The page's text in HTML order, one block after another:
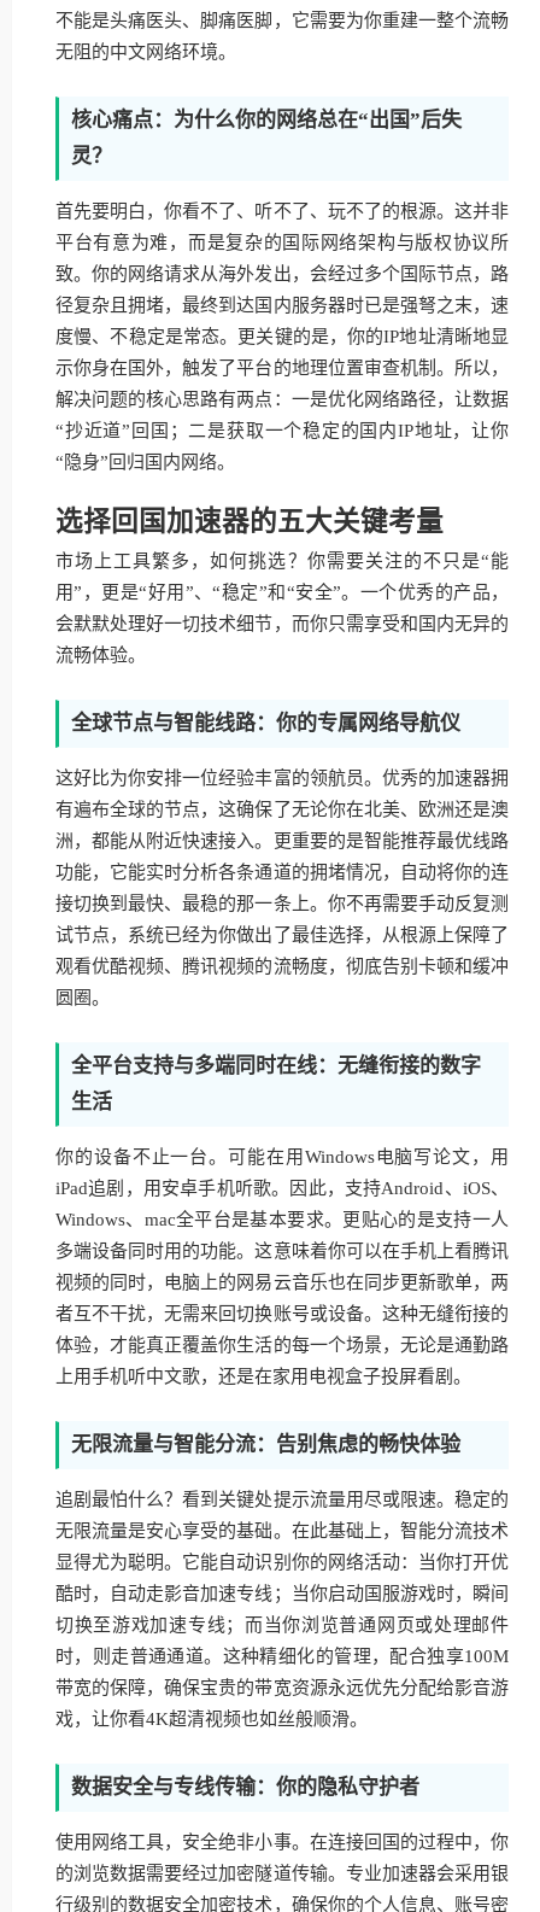
不能是头痛医头、脚痛医脚，它需要为你重建一整个流畅
无阻的中文网络环境。
核心痛点：为什么你的网络总在“出国”后失
灵？
首先要明白，你看不了、听不了、玩不了的根源。这并非
平台有意为难，而是复杂的国际网络架构与版权协议所
致。你的网络请求从海外发出，会经过多个国际节点，路
径复杂且拥堵，最终到达国内服务器时已是强弩之末，速
度慢、不稳定是常态。更关键的是，你的IP地址清晰地显
示你身在国外，触发了平台的地理位置审查机制。所以，
解决问题的核心思路有两点：一是优化网络路径，让数据
“抄近道”回国；二是获取一个稳定的国内IP地址，让你
“隐身”回归国内网络。
选择回国加速器的五大关键考量
市场上工具繁多，如何挑选？你需要关注的不只是“能
用”，更是“好用”、“稳定”和“安全”。一个优秀的产品，
会默默处理好一切技术细节，而你只需享受和国内无异的
流畅体验。
全球节点与智能线路：你的专属网络导航仪
这好比为你安排一位经验丰富的领航员。优秀的加速器拥
有遍布全球的节点，这确保了无论你在北美、欧洲还是澳
洲，都能从附近快速接入。更重要的是智能推荐最优线路
功能，它能实时分析各条通道的拥堵情况，自动将你的连
接切换到最快、最稳的那一条上。你不再需要手动反复测
试节点，系统已经为你做出了最佳选择，从根源上保障了
观看优酷视频、腾讯视频的流畅度，彻底告别卡顿和缓冲
圆圈。
全平台支持与多端同时在线：无缝衔接的数字
生活
你的设备不止一台。可能在用Windows电脑写论文，用
iPad追剧，用安卓手机听歌。因此，支持Android、iOS、
Windows、mac全平台是基本要求。更贴心的是支持一人
多端设备同时用的功能。这意味着你可以在手机上看腾讯
视频的同时，电脑上的网易云音乐也在同步更新歌单，两
者互不干扰，无需来回切换账号或设备。这种无缝衔接的
体验，才能真正覆盖你生活的每一个场景，无论是通勤路
上用手机听中文歌，还是在家用电视盒子投屏看剧。
无限流量与智能分流：告别焦虑的畅快体验
追剧最怕什么？看到关键处提示流量用尽或限速。稳定的
无限流量是安心享受的基础。在此基础上，智能分流技术
显得尤为聪明。它能自动识别你的网络活动：当你打开优
酷时，自动走影音加速专线；当你启动国服游戏时，瞬间
切换至游戏加速专线；而当你浏览普通网页或处理邮件
时，则走普通通道。这种精细化的管理，配合独享100M
带宽的保障，确保宝贵的带宽资源永远优先分配给影音游
戏，让你看4K超清视频也如丝般顺滑。
数据安全与专线传输：你的隐私守护者
使用网络工具，安全绝非小事。在连接回国的过程中，你
的浏览数据需要经过加密隧道传输。专业加速器会采用银
行级别的数据安全加密技术，确保你的个人信息、账号密